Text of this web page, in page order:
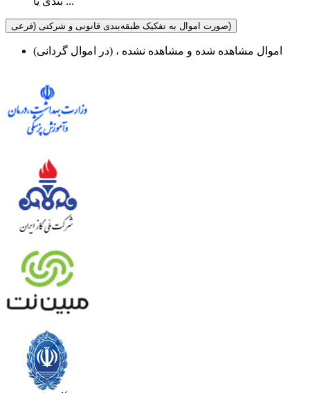
صورت اموال به تفکیک طبقه‌بندی قانونی و شرکتی (فرعی)
اموال مشاهده شده و مشاهده نشده ، (در اموال گردانی)